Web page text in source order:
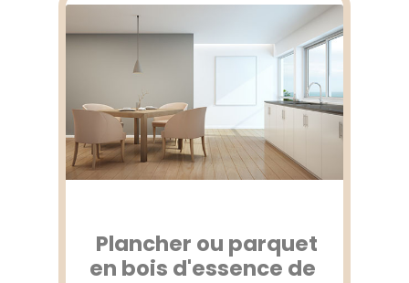
Plancher ou parquet
en bois d'essence de